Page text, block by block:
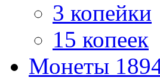
3 копейки
15 копеек
Монеты